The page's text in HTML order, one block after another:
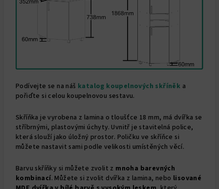
Podívejte se na náš katalog koupelnových skříněk a
pořiďte si celou koupelnovou sestavu.
Skříňka je vyrobena z lamina o tloušťce 18 mm, má dvířka se
stříbrnými, plastovými úchyty. Uvnitř je stavitelná police,
která slouží jako úložný prostor. Poličku ve skříňce si
můžete nastavit sami podle velikosti umístěných věcí.
Barvu skříňky si můžete zvolit z mnoha barevných
kombinací. Můžete si zvolit dvířka z lamina, nebo lisované